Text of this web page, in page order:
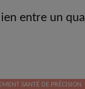
entre un
SANTÉ DE PRÉCISION